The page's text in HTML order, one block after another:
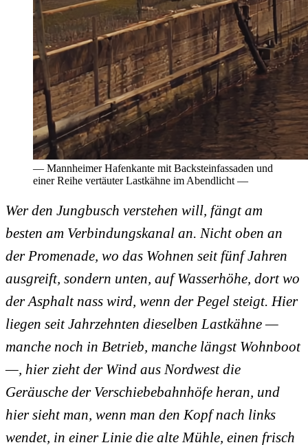
— Mannheimer Hafenkante mit Backsteinfassaden und
einer Reihe vertäuter Lastkähne im Abendlicht —
Wer den Jungbusch verstehen will, fängt am
besten am Verbindungskanal an. Nicht oben an
der Promenade, wo das Wohnen seit fünf Jahren
ausgreift, sondern unten, auf Wasserhöhe, dort wo
der Asphalt nass wird, wenn der Pegel steigt. Hier
liegen seit Jahrzehnten dieselben Lastkähne —
manche noch in Betrieb, manche längst Wohnboot
—, hier zieht der Wind aus Nordwest die
Geräusche der Verschiebebahnhöfe heran, und
hier sieht man, wenn man den Kopf nach links
wendet, in einer Linie die alte Mühle, einen frisch